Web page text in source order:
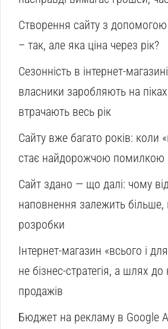
Створення сайту з
– так, але яка ціна через рік?
Сезонність в інтернет-
власники заробляють на
втрачають весь рік
Сайту вже багато років: коли
стає найдорожчою помилкою
Сайт здано — що далі: чому
наповнення залежить більше,
розробки
Інтернет-магазин «всього і
не бізнес-стратегія, а шлях до
продажів
Бюджет на рекламу в Google